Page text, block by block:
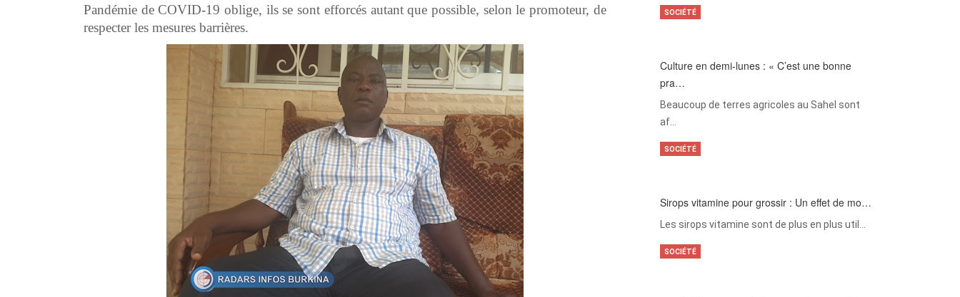
Pandémie de COVID-19 oblige, ils se sont efforcés autant que possible, selon le promoteur, de
respecter les mesures barrières.
Culture en demi-lunes : « C’est une bonne
pra…
Beaucoup de terres agricoles au Sahel sont
af…
SOCIÉTÉ
Sirops vitamine pour grossir : Un effet de mo…
Les sirops vitamine sont de plus en plus util…
SOCIÉTÉ
SOCIÉTÉ